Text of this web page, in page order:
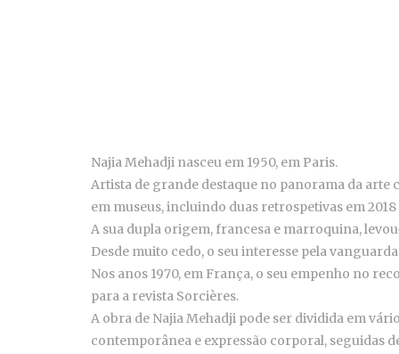
Najia Mehadji nasceu em 1950, em Paris.
Artista de grande destaque no panorama da arte
em museus, incluindo duas retrospetivas em 2018
A sua dupla origem, francesa e marroquina,
Desde muito cedo, o seu interesse pela
Nos anos 1970, em França, o seu empenho no
para a revista Sorcières.
A obra de Najia Mehadji pode ser dividida em
contemporânea e expressão corporal, seguidas